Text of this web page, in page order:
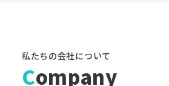
私たちの会社について
Company